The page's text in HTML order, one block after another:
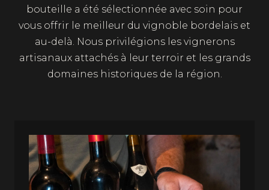
bouteille a été sélectionnée avec soin pour
vous offrir le meilleur du vignoble bordelais et
au-delà. Nous privilégions les vignerons
artisanaux attachés à leur terroir et les grands
domaines historiques de la région.